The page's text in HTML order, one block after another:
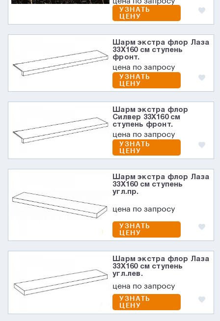
УЗНАТЬ
ЦЕНУ
Шарм экстра флор Лаза
33X160 см ступень
фронт.
цена по запросу
УЗНАТЬ
ЦЕНУ
Шарм экстра флор
Силвер 33X160 см
ступень фронт.
цена по запросу
УЗНАТЬ
ЦЕНУ
Шарм экстра флор Лаза
33X160 см ступень
угл.пр.
цена по запросу
УЗНАТЬ
ЦЕНУ
Шарм экстра флор Лаза
33X160 см ступень
угл.лев.
цена по запросу
УЗНАТЬ
ЦЕНУ